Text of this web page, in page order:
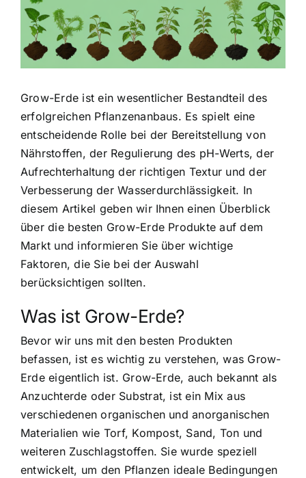
Grow-Erde ist ein wesentlicher Bestandteil des
erfolgreichen Pflanzenanbaus. Es spielt eine
entscheidende Rolle bei der Bereitstellung von
Nährstoffen, der Regulierung des pH-Werts, der
Aufrechterhaltung der richtigen Textur und der
Verbesserung der Wasserdurchlässigkeit. In
diesem Artikel geben wir Ihnen einen Überblick
über die besten Grow-Erde Produkte auf dem
Markt und informieren Sie über wichtige
Faktoren, die Sie bei der Auswahl
berücksichtigen sollten.
Was ist Grow-Erde?
Bevor wir uns mit den besten Produkten
befassen, ist es wichtig zu verstehen, was Grow-
Erde eigentlich ist. Grow-Erde, auch bekannt als
Anzuchterde oder Substrat, ist ein Mix aus
verschiedenen organischen und anorganischen
Materialien wie Torf, Kompost, Sand, Ton und
weiteren Zuschlagstoffen. Sie wurde speziell
entwickelt, um den Pflanzen ideale Bedingungen